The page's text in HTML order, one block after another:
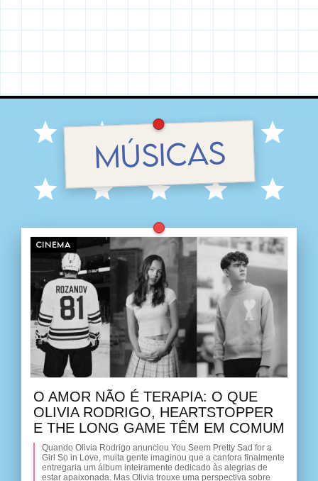
MÚSICAS
CINEMA
O AMOR NÃO É TERAPIA: O QUE
OLIVIA RODRIGO, HEARTSTOPPER
E THE LONG GAME TÊM EM COMUM
Quando Olivia Rodrigo anunciou You Seem Pretty Sad for a
Girl So in Love, muita gente imaginou que a cantora finalmente
entregaria um álbum inteiramente dedicado às alegrias de
estar apaixonada. Mas Olivia trouxe uma perspectiva sobre